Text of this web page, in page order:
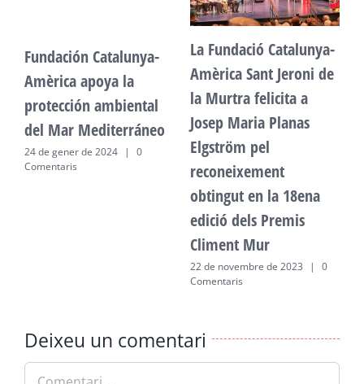
Fundación Catalunya-
Amèrica apoya la
protección ambiental
del Mar Mediterráneo
24 de gener de 2024 |
0
Comentaris
La Fundació Catalunya-
Amèrica Sant Jeroni de
la Murtra felicita a
Josep Maria Planas
Elgström pel
reconeixement
obtingut en la 18ena
edició dels Premis
Climent Mur
22 de novembre de 2023 |
0
Comentaris
Deixeu un comentari